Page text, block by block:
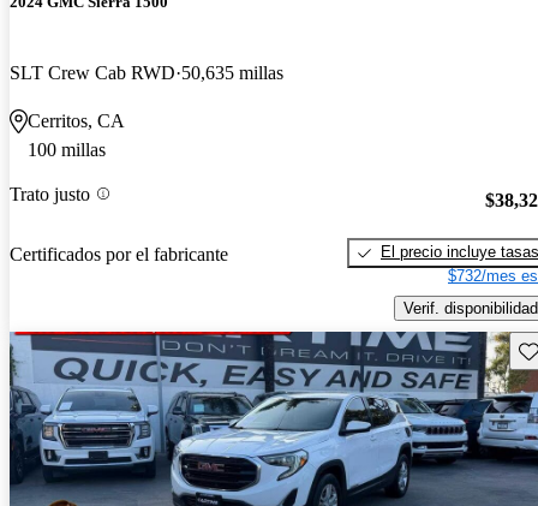
SLT Crew Cab RWD 50,635 millas
Cerritos, CA
100 millas
Trato justo
Certificados por el fabricante
El precio incluye tasas
$732/mes
Verif. disponibilidad